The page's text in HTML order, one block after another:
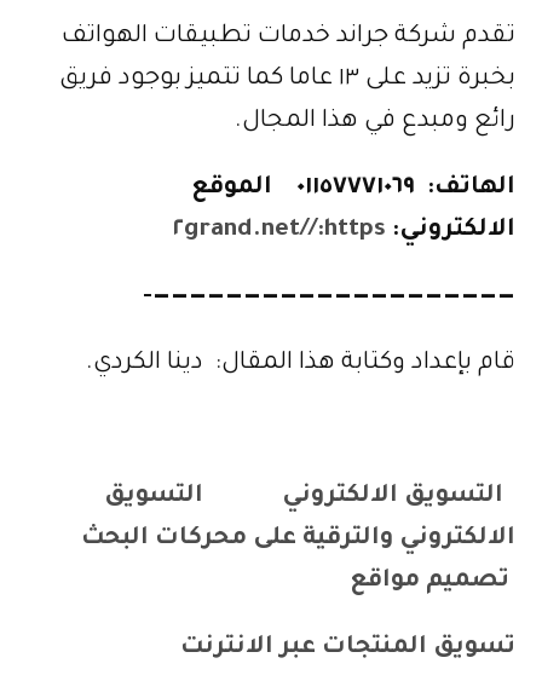
تقدم شركة جراند خدمات تطبيقات الهواتف
بخبرة تزيد على ١٣ عاما كما تتميز بوجود فريق
رائع ومبدع في هذا المجال.
الهاتف:
الموقع
الالكتروني: https://٢grand.net
————————————————————-
قام بإعداد وكتابة هذا المقال: دينا الكردي.
التسويق الالكتروني
التسويق
الالكتروني والترقية على محركات البحث
تصميم مواقع
تسويق المنتجات عبر الانترنت